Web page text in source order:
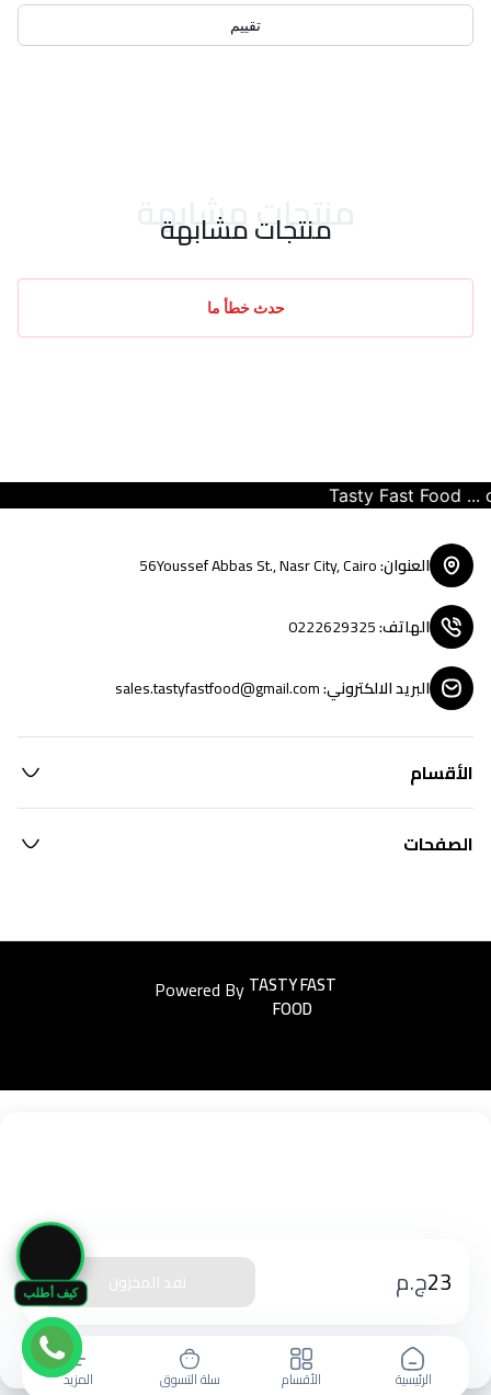
كيف أطلب
تقييم
منتجات مشابهة
منتجات مشابهة
حدث خطأ ما
23ج.م نفذ المخزون
الرئيسية الأقسام سلة التسوق المزيد
Tasty Fast Food ...
العنوان:
56Youssef Abbas St., Nasr City, Cairo
الهاتف:
0222629325
البريد الالكتروني:
sales.tastyfastfood@gmail.com
الأقسام
الصفحات
Powered ByEasyorders